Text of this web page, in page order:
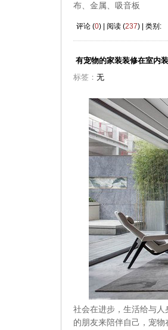
布、金属、吸音板
评论 (0) | 阅读 (237) | 类别:
有宠物的家装装修在室内
标签： 无
社会在进步，生活给与
的朋友来陪伴自己，宠